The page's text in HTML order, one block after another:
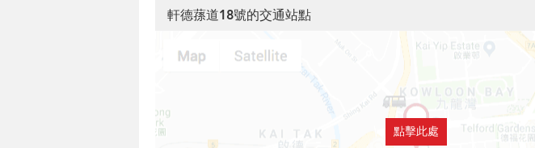
軒德蓀道18號的交通站點
點擊此處